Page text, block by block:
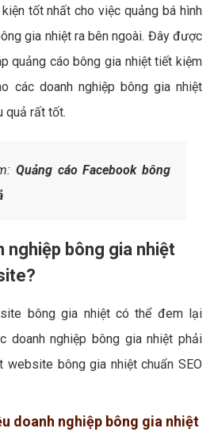
tốt nhất cho việc quảng bá hình
gia nhiệt ra bên ngoài. Đây được
quảng cáo bông gia nhiệt tiết kiệm
các doanh nghiệp bông gia nhiệt
quả rất tốt.
Quảng cáo Facebook bông
nghiệp bông gia nhiệt
bông gia nhiệt có thể đem lại
doanh nghiệp bông gia nhiệt phải
website bông gia nhiệt chuẩn SEO
doanh nghiệp bông gia nhiệt